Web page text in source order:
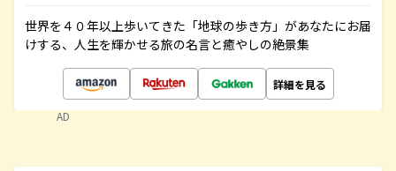
世界を４０年以上歩いてきた「地球の歩き方」があなたにお届
けする、人生を輝かせる旅の名言と癒やしの絶景集
詳細を見る
AD